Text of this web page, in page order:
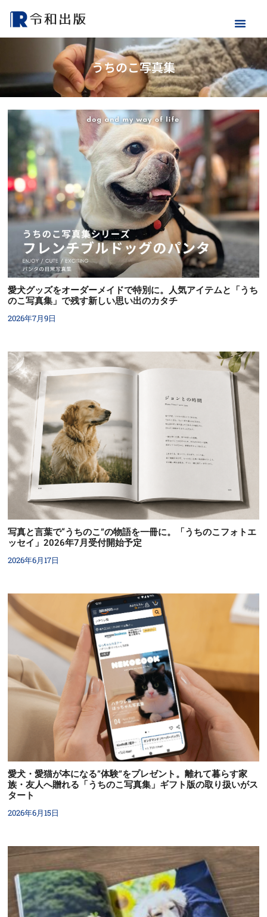
うちのこ写真集
愛犬グッズをオーダーメイドで特別に。人気アイテムと「うち
のこ写真集」で残す新しい思い出のカタチ
2026年7月9日
写真と言葉で“うちのこ”の物語を一冊に。「うちのこフォトエ
ッセイ」2026年7月受付開始予定
2026年6月17日
愛犬・愛猫が本になる”体験”をプレゼント。離れて暮らす家
族・友人へ贈れる「うちのこ写真集」ギフト版の取り扱いがス
タート
2026年6月15日